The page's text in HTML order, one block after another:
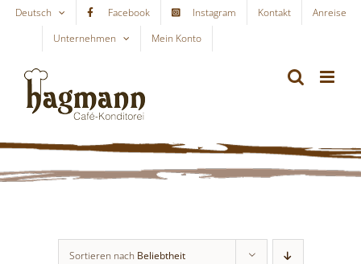
Skip
content
Deutsch Facebook Instagram Kontakt
Anreise
Unternehmen
Mein Konto
Sortieren nach Beliebtheit